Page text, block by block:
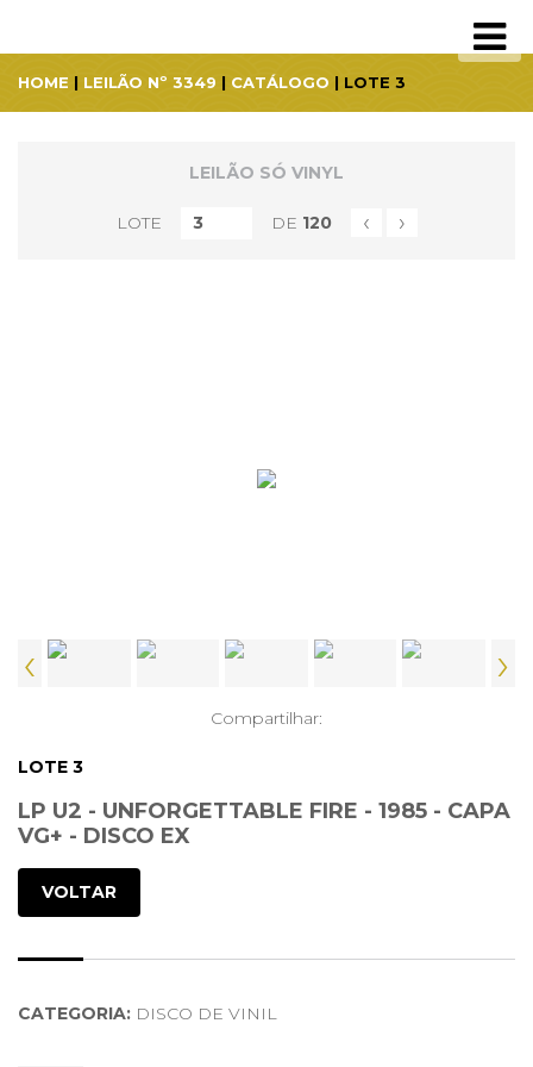
HOME | LEILÃO Nº 3349 | CATÁLOGO | LOTE 3
LEILÃO SÓ VINYL
LOTE DE 120 ‹ ›
‹ ›
Compartilhar:
LOTE 3
LP U2 - UNFORGETTABLE FIRE - 1985 - CAPA
VG+ - DISCO EX
VOLTAR
CATEGORIA: DISCO DE VINIL